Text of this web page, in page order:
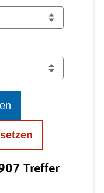
Treffer